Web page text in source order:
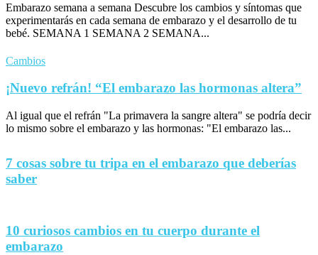
Embarazo semana a semana Descubre los cambios y síntomas que
experimentarás en cada semana de embarazo y el desarrollo de tu
bebé. SEMANA 1 SEMANA 2 SEMANA...
Cambios
¡Nuevo refrán! “El embarazo las hormonas altera”
Al igual que el refrán "La primavera la sangre altera" se podría decir
lo mismo sobre el embarazo y las hormonas: "El embarazo las...
7 cosas sobre tu tripa en el embarazo que deberías
saber
10 curiosos cambios en tu cuerpo durante el
embarazo